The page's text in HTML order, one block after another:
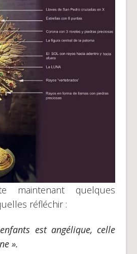
maintenant quelques
réfléchir :
est angélique, celle
».